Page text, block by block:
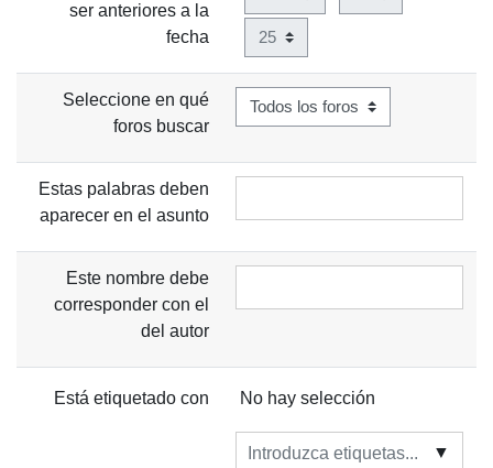
ser anteriores a la
fecha
Minuto
Seleccione en qué
foros buscar
Estas palabras deben
aparecer en el asunto
Este nombre debe
corresponder con el
del autor
Está etiquetado con Ítems seleccioandos:
No hay selección
▼